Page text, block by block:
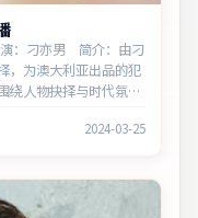
：刁亦男 简介：由刁
，为澳大利亚出品的犯
绕人物抉择与时代氛围
2024-03-25